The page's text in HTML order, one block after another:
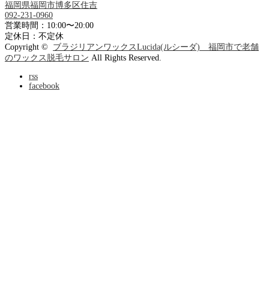
福岡県福岡市博多区住吉
092-231-0960
営業時間：10:00〜20:00
定休日：不定休
Copyright © ブラジリアンワックスLucida(ルシーダ) 福岡市で老舗
のワックス脱毛サロン All Rights Reserved.
rss
facebook